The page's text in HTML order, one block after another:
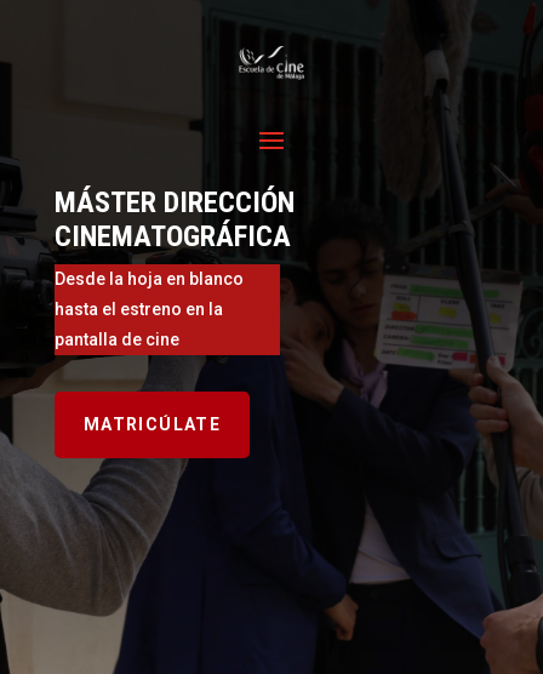
MÁSTER DIRECCIÓN
CINEMATOGRÁFICA
Desde la hoja en blanco
hasta el estreno en la
pantalla de cine
MATRICÚLATE